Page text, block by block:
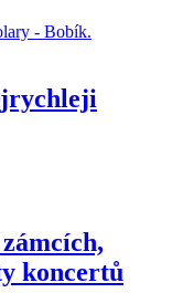
koncertů